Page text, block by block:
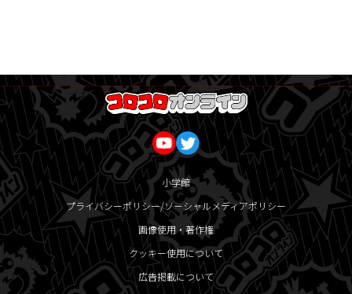
小学館
プライバシーポリシー/ソーシャルメディアポリシー
画像使用・著作権
クッキー使用について
広告掲載について